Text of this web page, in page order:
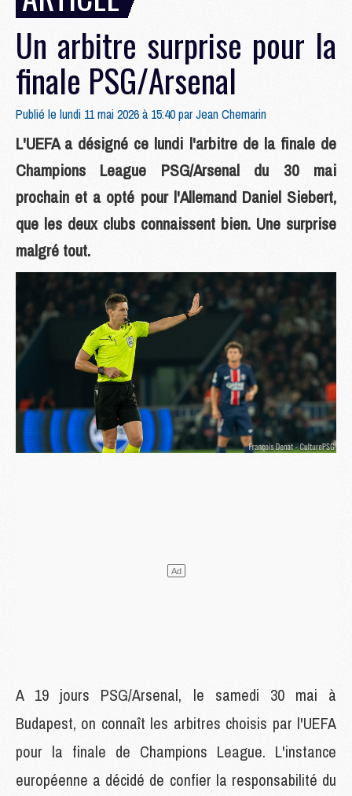
Un arbitre surprise pour la
finale PSG/Arsenal
Publié le lundi 11 mai 2026 à 15:40 parJean Chemarin
L'UEFA a désigné ce lundi l'arbitre de la finale de
Champions League PSG/Arsenal du 30 mai
prochain et a opté pour l'Allemand Daniel Siebert,
que les deux clubs connaissent bien. Une surprise
malgré tout.
A 19 jours PSG/Arsenal, le samedi 30 mai à
Budapest, on connaît les arbitres choisis par l'UEFA
pour la finale de Champions League. L'instance
européenne a décidé de confier la responsabilité du